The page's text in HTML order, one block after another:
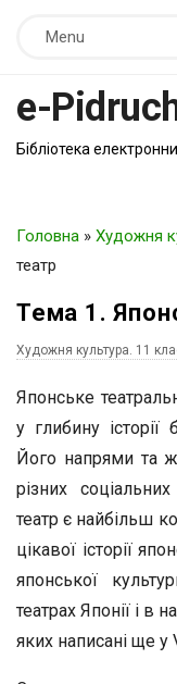
Menu
e-
Бібліотека
Головна » Художня
театр
Тема 1.
Художня культура. 11
Японське
у глибину історії
Його напрями та
різних
театр є найбільш
цікавої історії
японської
театрах Японії і в
яких написані ще у